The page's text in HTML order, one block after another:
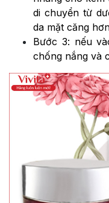
di chuyển từ
da mặt căng
Bước 3: nếu
chống nắng và